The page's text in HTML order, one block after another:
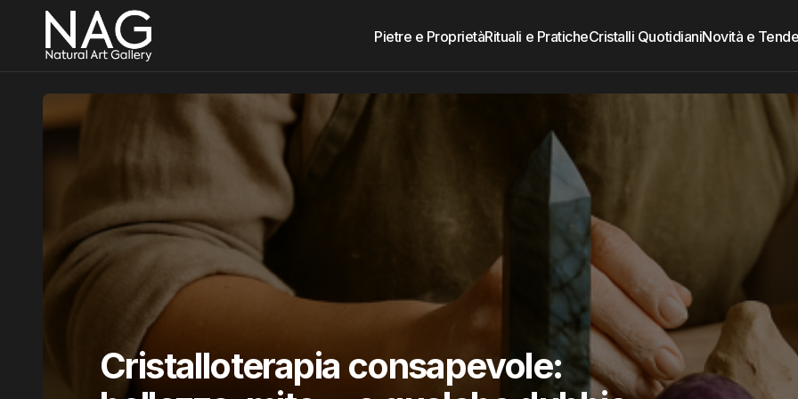
Pietre e ProprietàRituali e PraticheCristalli QuotidianiNovità e
Cristalloterapia consapevole: